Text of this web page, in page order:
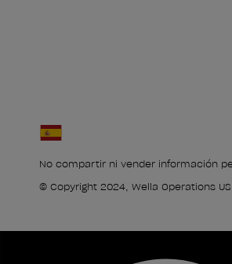
No compartir ni vender información
© Copyright 2024, Wella Operations